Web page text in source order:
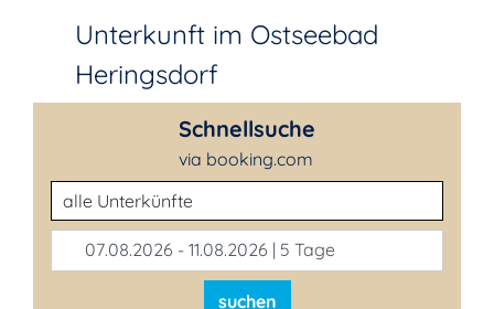
Unterkunft im Ostseebad
Heringsdorf
Schnellsuche
via booking.com
Unterkunftsart
07.08.2026 - 11.08.2026 | 5 Tage
suchen